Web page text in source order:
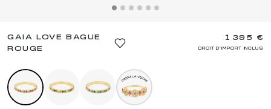
GAIA LOVE BAGUE
ROUGE
1 395 €
DROIT D'IMPORT INCLUS